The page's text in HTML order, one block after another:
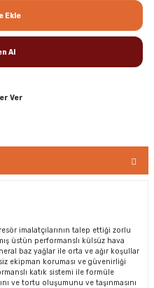
Ekle
Al
Ver
imalatçılarının talep ettiği zorlu
üstün performanslı külsüz hava
baz yağlar ile orta ve ağır koşullar
ekipman koruması ve güvenirliği
katık sistemi ile formüle
ve tortu oluşumunu ve taşınmasını